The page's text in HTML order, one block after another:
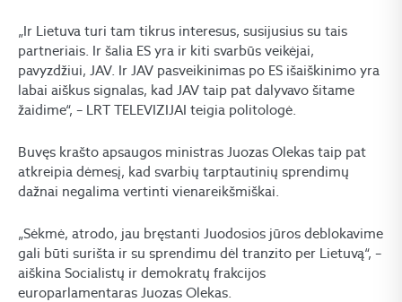
„Ir Lietuva turi tam tikrus interesus, susijusius su tais
partneriais. Ir šalia ES yra ir kiti svarbūs veikėjai,
pavyzdžiui, JAV. Ir JAV pasveikinimas po ES išaiškinimo yra
labai aiškus signalas, kad JAV taip pat dalyvavo šitame
žaidime“, – LRT TELEVIZIJAI teigia politologė.
Buvęs krašto apsaugos ministras Juozas Olekas taip pat
atkreipia dėmesį, kad svarbių tarptautinių sprendimų
dažnai negalima vertinti vienareikšmiškai.
„Sėkmė, atrodo, jau bręstanti Juodosios jūros deblokavime
gali būti surišta ir su sprendimu dėl tranzito per Lietuvą“, –
aiškina Socialistų ir demokratų frakcijos
europarlamentaras Juozas Olekas.